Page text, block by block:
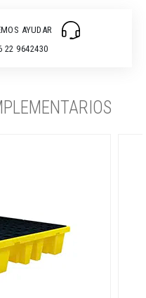
AYUDAR
22 9642430